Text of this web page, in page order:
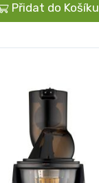
Přidat do Košíku